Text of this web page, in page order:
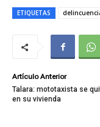
ETIQUETAS
Artículo Anterior
Talara: mototaxista se
en su vivienda